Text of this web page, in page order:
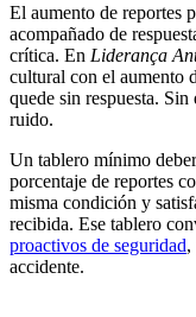
El aumento de reportes
acompañado de
crítica. En Liderança
cultural con el aumento
quede sin respuesta.
ruido.
Un tablero mínimo
porcentaje de reportes
misma condición y
recibida. Ese tablero
proactivos de seguridad,
accidente.